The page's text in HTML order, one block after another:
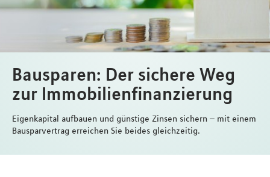
Bausparen: Der sichere Weg
zur Immobilienfinanzierung
Eigenkapital aufbauen und günstige Zinsen sichern – mit einem
Bausparvertrag erreichen Sie beides gleichzeitig.